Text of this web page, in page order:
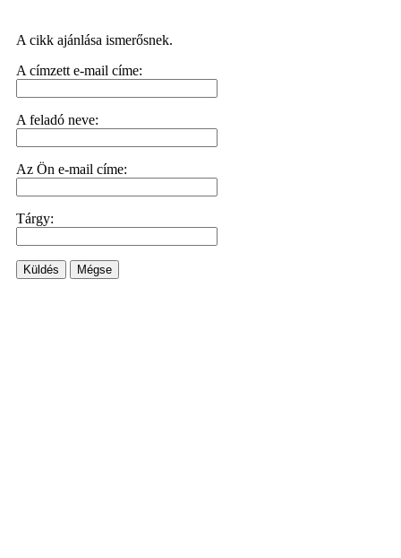
A cikk ajánlása ismerősnek.
A címzett e-mail címe:
A feladó neve:
Az Ön e-mail címe:
Tárgy:
Küldés Mégse